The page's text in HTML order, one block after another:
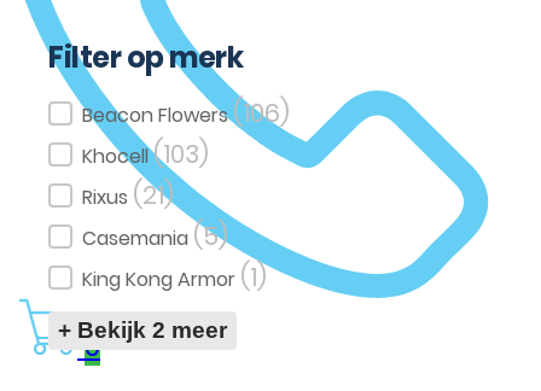
0
Filter op merk
Filter op merk
Beacon Flowers(106)
Khocell(103)
Rixus (21)
Casemania (5)
King Kong Armor (1)
+ Bekijk 2 meer